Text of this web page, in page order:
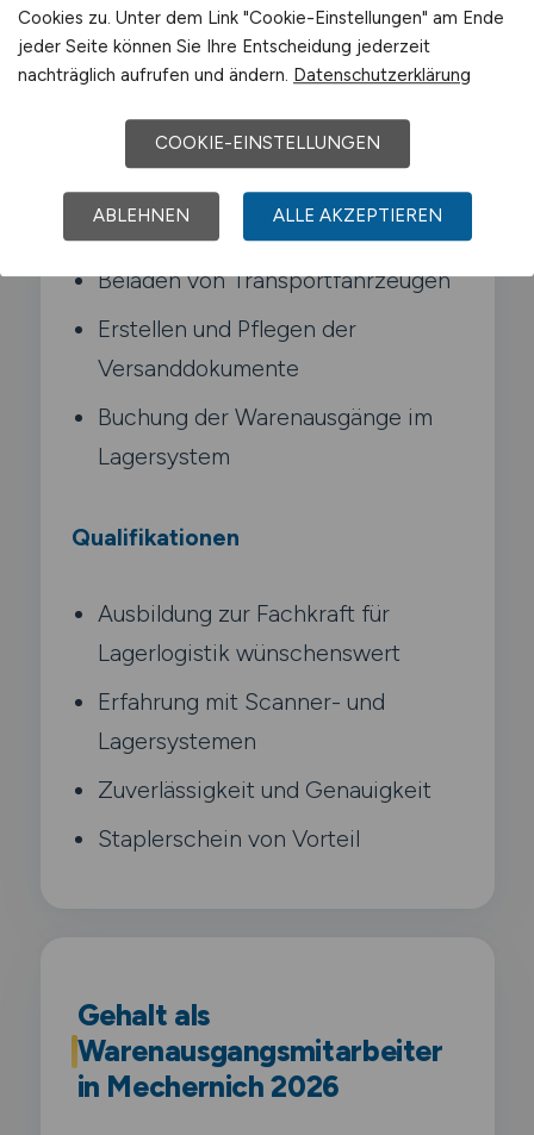
Typische Aufgaben in Mechernich
nach Lieferschein
Kontrolle der ausgehenden Waren
auf Vollständigkeit
Beladen von Transportfahrzeugen
Erstellen und Pflegen der
Versanddokumente
Buchung der Warenausgänge im
Lagersystem
Qualifikationen
Ausbildung zur Fachkraft für
Lagerlogistik wünschenswert
Erfahrung mit Scanner- und
Lagersystemen
Zuverlässigkeit und Genauigkeit
Staplerschein von Vorteil
Gehalt als
Warenausgangsmitarbeiter
in Mechernich 2026
Cookies zu. Unter dem Link "Cookie-Einstellungen" am Ende
jeder Seite können Sie Ihre Entscheidung jederzeit
nachträglich aufrufen und ändern. Datenschutzerklärung
COOKIE-EINSTELLUNGEN
ABLEHNEN ALLE AKZEPTIEREN